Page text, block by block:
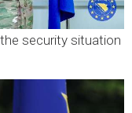
security situation